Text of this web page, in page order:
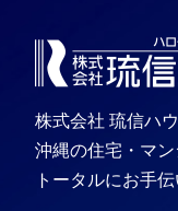
株式会社 琉信ハ
沖縄の住宅・マ
トータルにお手伝